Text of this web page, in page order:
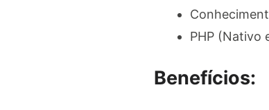
PHP (Nativo
Benefícios: